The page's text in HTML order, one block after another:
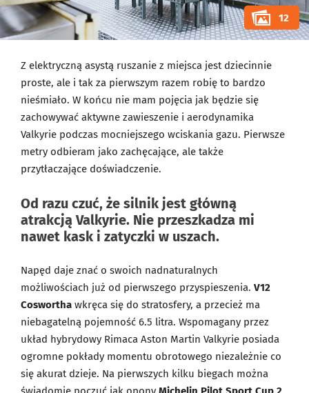
12
Z elektryczną asystą ruszanie z miejsca jest dziecinnie
proste, ale i tak za pierwszym razem robię to bardzo
nieśmiało. W końcu nie mam pojęcia jak będzie się
zachowywać aktywne zawieszenie i aerodynamika
Valkyrie podczas mocniejszego wciskania gazu. Pierwsze
metry odbieram jako zachęcające, ale także
przytłaczające doświadczenie.
Od razu czuć, że silnik jest główną
atrakcją Valkyrie. Nie przeszkadza mi
nawet kask i zatyczki w uszach.
Napęd daje znać o swoich nadnaturalnych
możliwościach już od pierwszego przyspieszenia. V12
Coswortha wkręca się do stratosfery, a przecież ma
niebagatelną pojemność 6.5 litra. Wspomagany przez
układ hybrydowy Rimaca Aston Martin Valkyrie posiada
ogromne pokłady momentu obrotowego niezależnie co
się akurat dzieje. Na pierwszych kilku biegach można